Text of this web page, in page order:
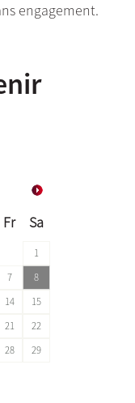
engagement.
Fr Sa
1
7
8
14
15
21
22
28
29